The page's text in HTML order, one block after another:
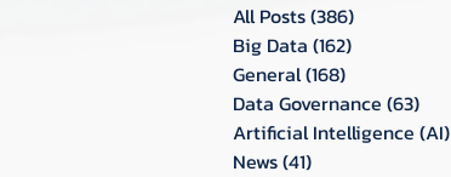
All Posts(386)
Big Data (162)
General(168)
Data Governance (63)
Artificial Intelligence (AI)
News(41)